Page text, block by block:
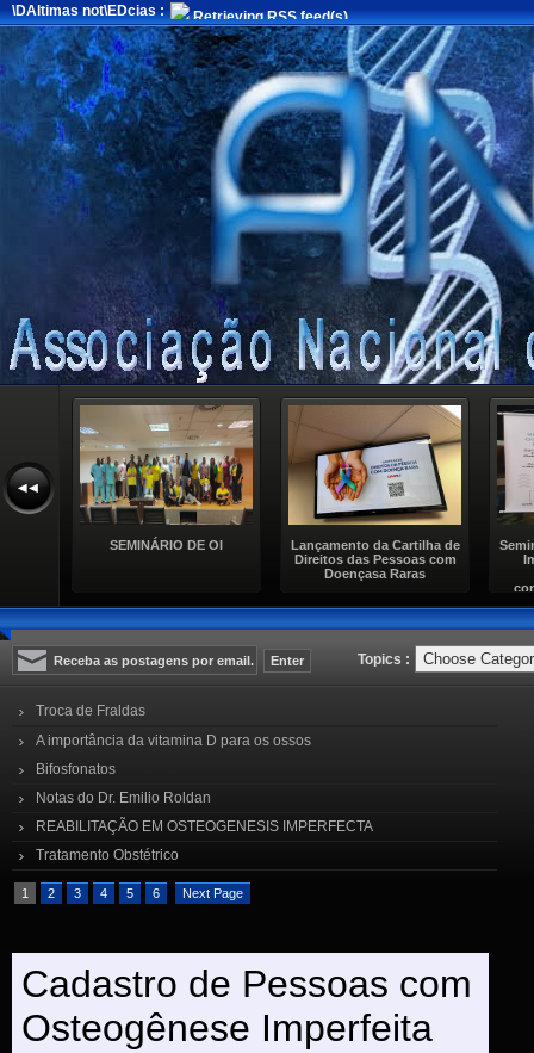
\DAltimas not\EDcias : Retrieving RSS feed(s)
SEMINÁRIO DE OI
Lançamento da Cartilha de
Direitos das Pessoas com
Doençasa Raras
Topics :
Troca de Fraldas
A importância da vitamina D para os ossos
Bifosfonatos
Notas do Dr. Emilio Roldan
REABILITAÇÃO EM OSTEOGENESIS IMPERFECTA
Tratamento Obstétrico
1 2 3 4 5 6 Next Page